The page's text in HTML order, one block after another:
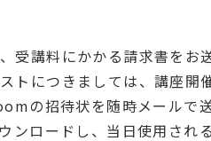
受講料にかかる請求書をお
トにつきましては、講座開
の招待状を随時メールで送
ロードし、当日使用され